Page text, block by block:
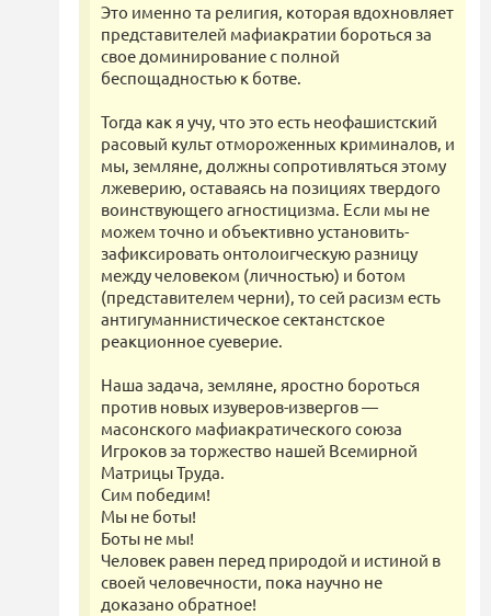
Это именно та религия, которая вдохновляет
представителей мафиакратии бороться за
свое доминирование с полной
беспощадностью к ботве.
Тогда как я учу, что это есть неофашистский
расовый культ отмороженных криминалов, и
мы, земляне, должны сопротивляться этому
лжеверию, оставаясь на позициях твердого
воинствующего агностицизма. Если мы не
можем точно и объективно установить-
зафиксировать онтолоигческую разницу
между человеком (личностью) и ботом
(представителем черни), то сей расизм есть
антигуманнистическое сектанстское
реакционное суеверие.
Наша задача, земляне, яростно бороться
против новых изуверов-извергов —
масонского мафиакратического союза
Игроков за торжество нашей Всемирной
Матрицы Труда.
Сим победим!
Мы не боты!
Боты не мы!
Человек равен перед природой и истиной в
своей человечности, пока научно не
доказано обратное!